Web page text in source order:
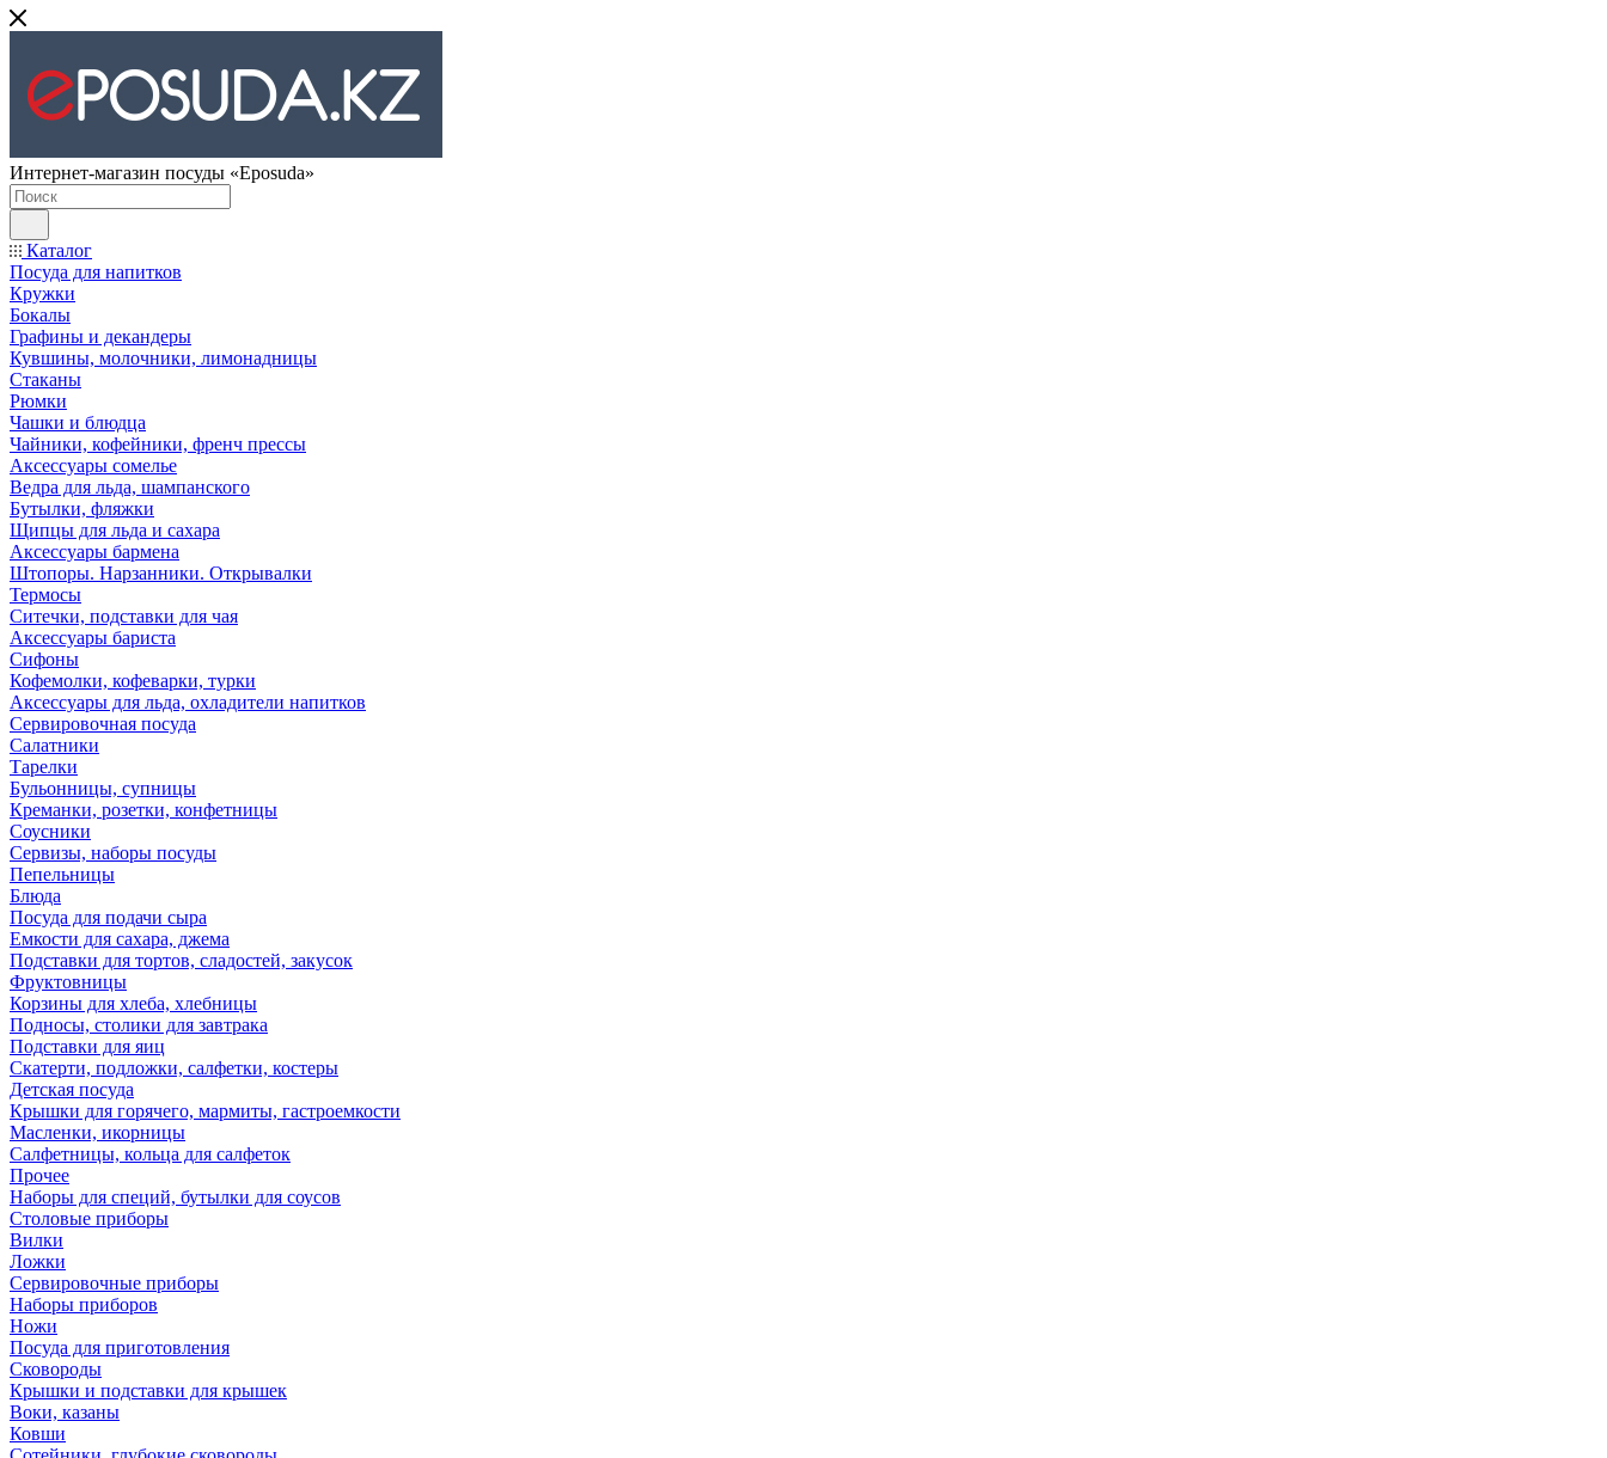
Интернет-магазин посуды «Eposuda»
Каталог
Посуда для напитков
Кружки
Бокалы
Графины и декандеры
Кувшины, молочники, лимонадницы
Стаканы
Рюмки
Чашки и блюдца
Чайники, кофейники, френч прессы
Аксессуары сомелье
Ведра для льда, шампанского
Бутылки, фляжки
Щипцы для льда и сахара
Аксессуары бармена
Штопоры. Нарзанники. Открывалки
Термосы
Ситечки, подставки для чая
Аксессуары бариста
Сифоны
Кофемолки, кофеварки, турки
Аксессуары для льда, охладители напитков
Сервировочная посуда
Салатники
Тарелки
Бульонницы, супницы
Креманки, розетки, конфетницы
Соусники
Сервизы, наборы посуды
Пепельницы
Блюда
Посуда для подачи сыра
Емкости для сахара, джема
Подставки для тортов, сладостей, закусок
Фруктовницы
Корзины для хлеба, хлебницы
Подносы, столики для завтрака
Подставки для яиц
Скатерти, подложки, салфетки, костеры
Детская посуда
Крышки для горячего, мармиты, гастроемкости
Масленки, икорницы
Салфетницы, кольца для салфеток
Прочее
Наборы для специй, бутылки для соусов
Столовые приборы
Вилки
Ложки
Сервировочные приборы
Наборы приборов
Ножи
Посуда для приготовления
Сковороды
Крышки и подставки для крышек
Воки, казаны
Ковши